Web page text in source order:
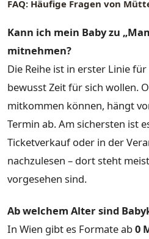
FAQ: Häufige Fragen von
Kann ich mein Baby zu
mitnehmen?
Die Reihe ist in erster Linie
bewusst Zeit für sich wollen.
mitkommen können, hängt
Termin ab. Am sichersten ist
Ticketverkauf oder in der
nachzulesen – dort steht
vorgesehen sind.
Ab welchem Alter sind
In Wien gibt es Formate ab0